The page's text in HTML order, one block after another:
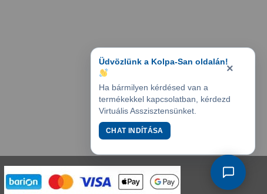
×
Üdvözlünk a Kolpa-San oldalán!
Ha bármilyen kérdésed van a
termékekkel kapcsolatban, kérdezd
Virtuális Asszisztensünket.
CHAT INDÍTÁSA